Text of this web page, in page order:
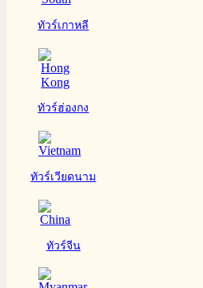
ทัวร์เกาหลี
ทัวร์ฮ่องกง
ทัวร์เวียดนาม
ทัวร์จีน